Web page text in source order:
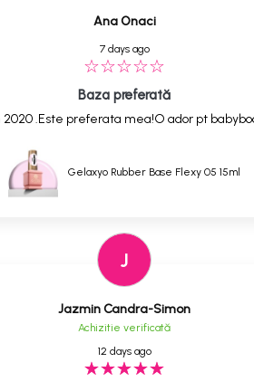
Ana Onaci
7 days ago
Baza preferată
2020 .Este preferata mea!O ador pt
Gelaxyo Rubber Base Flexy 05 15ml
J
Jazmin Candra-Simon
Achizitie verificată
12 days ago